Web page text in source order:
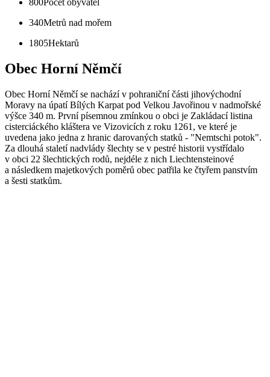
340Metrů nad mořem
1805Hektarů
Obec Horní Němčí
Obec Horní Němčí se nachází v pohraniční části jihovýchodní
Moravy na úpatí Bílých Karpat pod Velkou Javořinou v nadmořské
výšce 340 m. První písemnou zmínkou o obci je Zakládací listina
cisterciáckého kláštera ve Vizovicích z roku 1261, ve které je
uvedena jako jedna z hranic darovaných statků - "Nemtschi potok".
Za dlouhá staletí nadvlády šlechty se v pestré historii vystřídalo
v obci 22 šlechtických rodů, nejdéle z nich Liechtensteinové
a následkem majetkových poměrů obec patřila ke čtyřem panstvím
a šesti statkům.